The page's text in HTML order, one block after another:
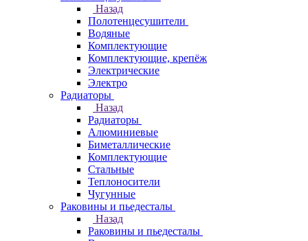
Назад
Полотенцесушители
Водяные
Комплектующие
Комплектующие, крепёж
Электрические
Электро
Радиаторы
Назад
Радиаторы
Алюминиевые
Биметаллические
Комплектующие
Стальные
Теплоносители
Чугунные
Раковины и пьедесталы
Назад
Раковины и пьедесталы